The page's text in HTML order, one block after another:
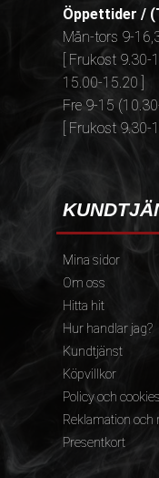
Öppettider /
Mån-tors 9-
[ Frukost
15.00-15.20 ]
Fre 9-15
[ Frukost 9.30-
Mina sidor
Om oss
Hitta hit
Hur handlar jag?
Kundtjänst
Köpvillkor
Policy och cookies
Reklamation och
Presentkort